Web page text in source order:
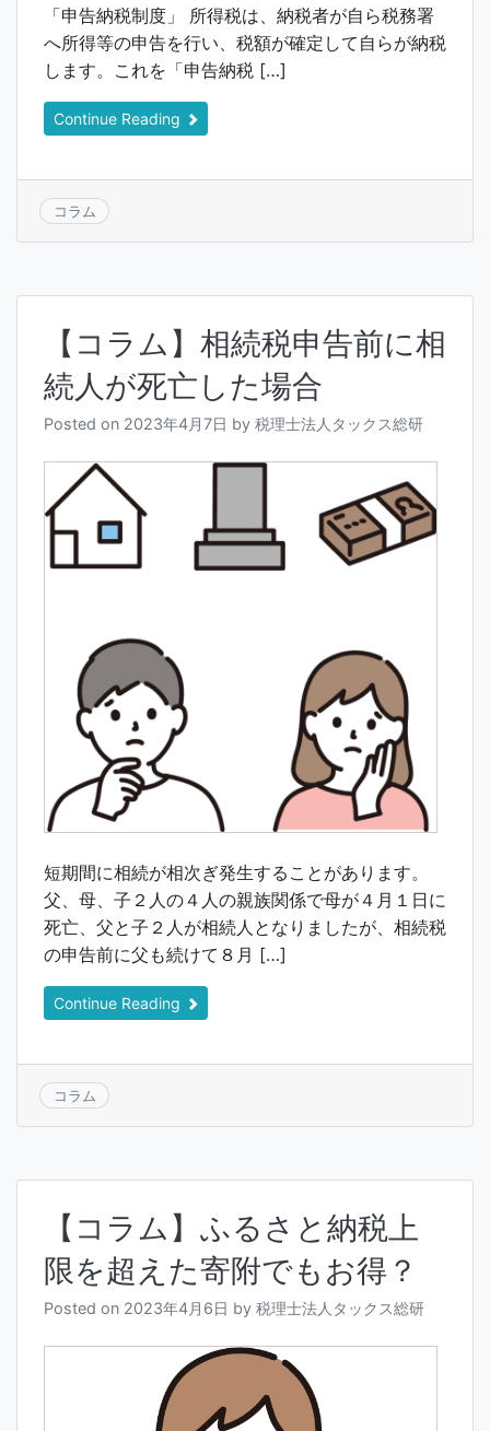
「申告納税制度」 所得税は、納税者が自ら税務署
へ所得等の申告を行い、税額が確定して自らが納税
します。これを「申告納税 […]
Continue Reading
コラム
【コラム】相続税申告前に相
続人が死亡した場合
Posted on 2023年4月7日 by 税理士法人タックス総研
短期間に相続が相次ぎ発生することがあります。
父、母、子２人の４人の親族関係で母が４月１日に
死亡、父と子２人が相続人となりましたが、相続税
の申告前に父も続けて８月 […]
Continue Reading
コラム
【コラム】ふるさと納税上
限を超えた寄附でもお得？
Posted on 2023年4月6日 by 税理士法人タックス総研